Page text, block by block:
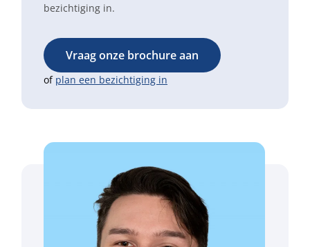
bezichtiging in.
Vraag onze brochure aan
of plan een bezichtiging in